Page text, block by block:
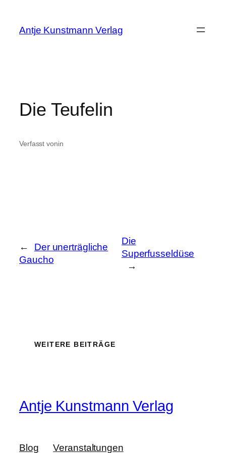
springen
Antje Kunstmann Verlag
Die Teufelin
Verfasst vonin
←
Der unerträgliche
Gaucho
Die
Superfusseldüse
→
WEITERE BEITRÄGE
Antje Kunstmann Verlag
Blog Veranstaltungen